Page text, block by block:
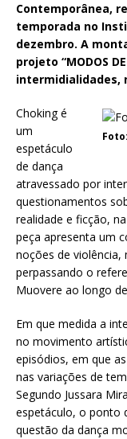
Contemporânea,
temporada no
dezembro. A
projeto “MODOS
intermidialidades,
Choking é
um
espetáculo
de dança
atravessado por
questionamentos
realidade e ficção,
peça apresenta um
noções de
perpassando o
Muovere ao longo
Em que medida a
no movimento
episódios, em que
nas variações de
Segundo Jussara
espetáculo, o ponto
questão da dança